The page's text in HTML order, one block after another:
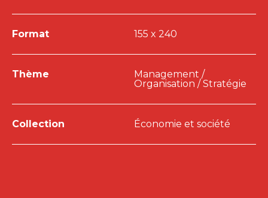
Format 155 x 240
Thème
Management /
Organisation / Stratégie
Collection Économie et société